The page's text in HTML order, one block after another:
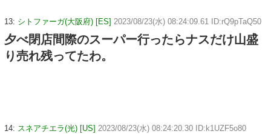
13: シトファーガ(大阪府) [ES] 2023/08/23(水) 08:24:09.61 ID:rQ9pTaQ50
夕べ閉店間際のスーパー行ったらナスだけ山盛
り売れ残ってたわ。
14: スネアチエラ(光) [US] 2023/08/23(水) 08:24:20.30 ID:k1UZF5o80